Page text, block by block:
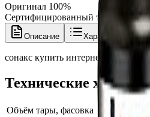
Оригинал 100%
Сертифицированный товар
Описание Характеристики
сонакс купить интернет магазин
Технические
Объём тары, фасовка